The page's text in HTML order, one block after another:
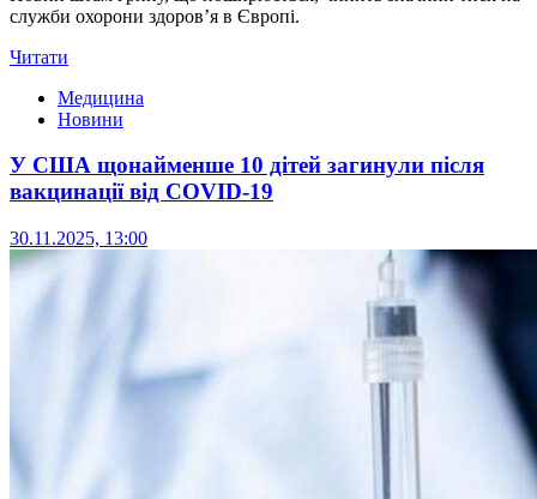
служби охорони здоров’я в Європі.
Читати
Медицина
Новини
У США щонайменше 10 дітей загинули після
вакцинації від COVID-19
30.11.2025, 13:00